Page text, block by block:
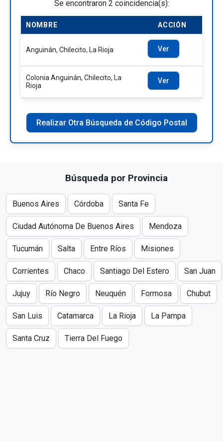
Se encontraron 2 coincidencia(s):
NOMBRE ACCIÓN
Anguinán, Chilecito, La Rioja Ver
Colonia Anguinán, Chilecito, La
Rioja
Ver
Realizar Otra Búsqueda de Código Postal
Búsqueda por Provincia
Buenos Aires Córdoba Santa Fe
Ciudad Autónoma De Buenos Aires Mendoza
Tucumán Salta Entre Ríos Misiones
Corrientes Chaco Santiago Del Estero San Juan
Jujuy Río Negro Neuquén Formosa Chubut
San Luis Catamarca La Rioja La Pampa
Santa Cruz Tierra Del Fuego